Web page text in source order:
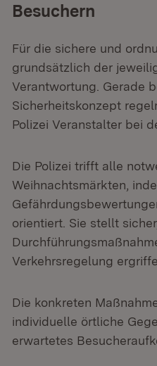
Besuchern
Für die sichere und
grundsätzlich der
Verantwortung. Gerade
Sicherheitskonzept
Polizei Veranstalter bei
Die Polizei trifft alle
Weihnachtsmärkten,
orientiert. Sie stellt
Verkehrsregelung
Die konkreten
individuelle örtliche
erwartetes